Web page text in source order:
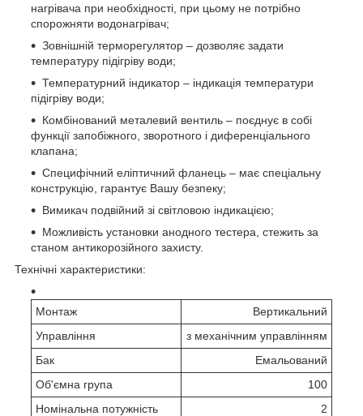
нагрівача при необхідності, при цьому не потрібно
спорожняти водонагрівач;
Зовнішній терморегулятор – дозволяє задати
температуру підігріву води;
Температурний індикатор – індикація температури
підігріву води;
Комбінований металевий вентиль – поєднує в собі
функції запобіжного, зворотного і диференціального
клапана;
Специфічний еліптичний фланець – має спеціальну
конструкцію, гарантує Вашу безпеку;
Вимикач подвійний зі світловою індикацією;
Можливість установки анодного тестера, стежить за
станом антикорозійного захисту.
Технічні характеристики:
Монтаж
Вертикальний
Управління
з механічним управлінням
Бак
Емальований
Об'ємна група
100
Номінальна потужність
2